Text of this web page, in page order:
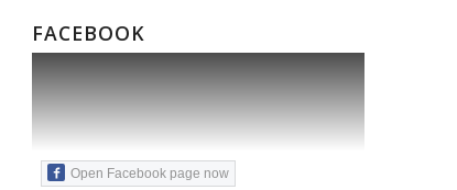
FACEBOOK
Open Facebook page now